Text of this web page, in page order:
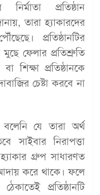
প্রতিষ্ঠান
তারা হ্যাকারদের
প্রতিষ্ঠানটির
ফেলার প্রতিশ্রুতি
শিক্ষা প্রতিষ্ঠানকে
চেষ্টা করবে না
যে তারা অর্থ
সাইবার নিরাপত্তা
গ্রুপ সাধারণত
করে থাকে। ফলে
প্রতিষ্ঠানটি